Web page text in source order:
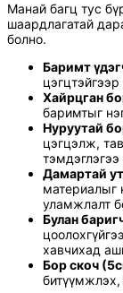
Манай багц тус
шаардлагатай
болно.
Баримт
Хайрцган
баримтыг
Нуруутай
цэгцэлж,
Дамартай
материалыг
уламжлалт
Булан
хавчихад
Бор скоч
битүүмжлэх,